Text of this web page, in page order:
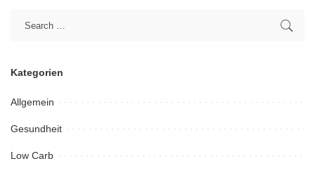
Kategorien
Allgemein
Gesundheit
Low Carb